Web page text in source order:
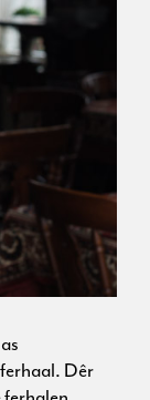
Dêr